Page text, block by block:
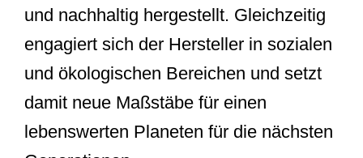
und nachhaltig hergestellt. Gleichzeitig
engagiert sich der Hersteller in sozialen
und ökologischen Bereichen und setzt
damit neue Maßstäbe für einen
lebenswerten Planeten für die nächsten